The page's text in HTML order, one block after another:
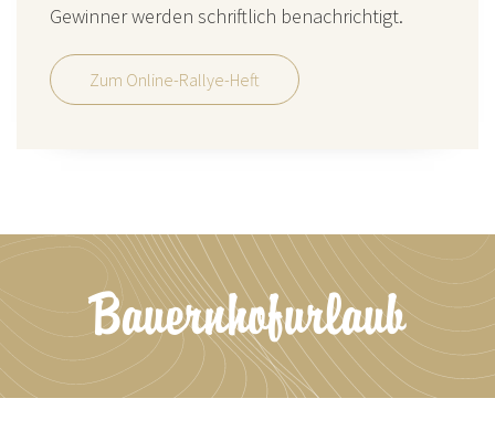
Gewinner werden schriftlich benachrichtigt.
Zum Online-Rallye-Heft
Bauernhofurlaub